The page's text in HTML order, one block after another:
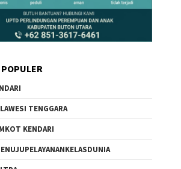
TENGGARA
KENDARI